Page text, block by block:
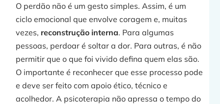
O perdão não é um gesto simples. Assim, é um
ciclo emocional que envolve coragem e, muitas
vezes, reconstrução interna. Para algumas
pessoas, perdoar é soltar a dor. Para outras, é não
permitir que o que foi vivido defina quem elas são.
O importante é reconhecer que esse processo pode
e deve ser feito com apoio ético, técnico e
acolhedor. A psicoterapia não apressa o tempo do